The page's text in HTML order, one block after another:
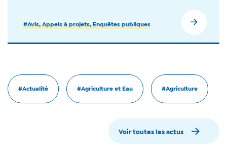
#Avis, Appels à projets, Enquêtes publiques
#Actualité #Agriculture et Eau #Agriculture
Voir toutes les actus